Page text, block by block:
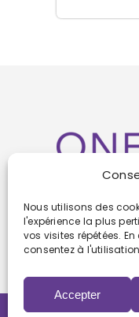
Nous utilisons des
l'expérience la plus
vos visites répétées.
consentez à
Accepter